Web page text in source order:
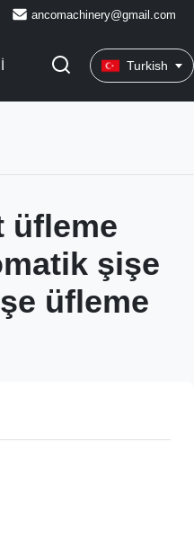
ancomachinery@gmail.com
Turkish
üfleme
şişe
üfleme